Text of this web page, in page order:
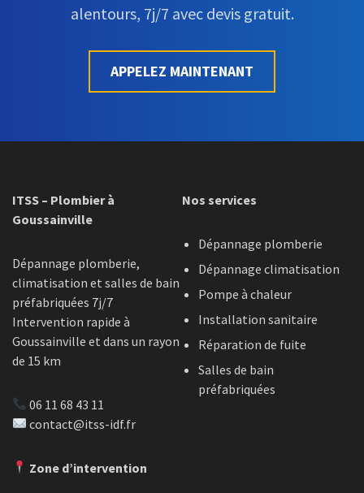
alentours, 7j/7 avec devis gratuit.
APPELEZ MAINTENANT
ITSS – Plombier à
Goussainville
Dépannage plomberie,
climatisation et salles de bain
préfabriquées 7j/7
Intervention rapide à
Goussainville et dans un rayon
de 15 km
06 11 68 43 11
contact@itss-idf.fr
Nos services
Dépannage plomberie
Dépannage climatisation
Pompe à chaleur
Installation sanitaire
Réparation de fuite
Salles de bain
préfabriquées
Zone d’intervention